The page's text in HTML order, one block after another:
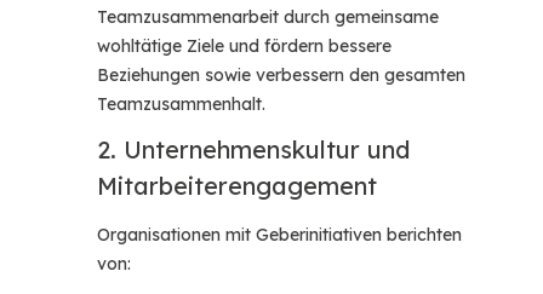
Teamzusammenarbeit durch gemeinsame
wohltätige Ziele und fördern bessere
Beziehungen sowie verbessern den gesamten
Teamzusammenhalt.
2. Unternehmenskultur und
Mitarbeiterengagement
Organisationen mit Geberinitiativen berichten
von: